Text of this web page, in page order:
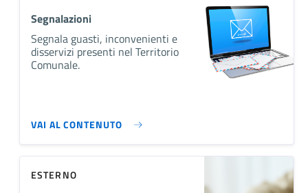
Segnalazioni
Segnala guasti, inconvenienti e
disservizi presenti nel Territorio
Comunale.
VAI AL CONTENUTO
ESTERNO